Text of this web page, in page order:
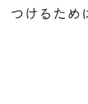
つけるた